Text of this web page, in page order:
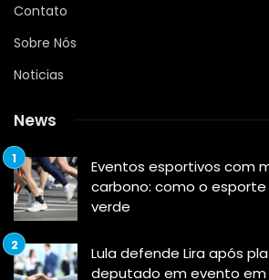
Contato
Sobre Nós
Noticias
News
Eventos esportivos com
carbono: como o
verde
Lula defende Lira após
deputado em evento em